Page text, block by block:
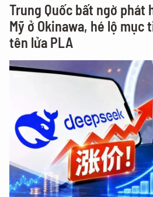
Trung Quốc bất ngờ phát
Mỹ ở Okinawa, hé lộ mục
tên lửa PLA